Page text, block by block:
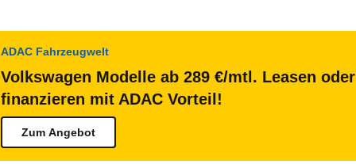
ADAC Fahrzeugwelt
Volkswagen Modelle ab 289 €/mtl. Leasen oder
finanzieren mit ADAC Vorteil!
Zum Angebot